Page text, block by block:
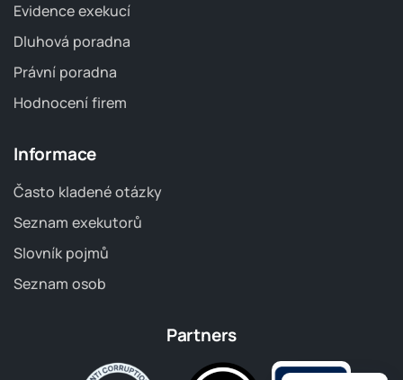
Evidence exekucí
Dluhová poradna
Právní poradna
Hodnocení firem
Informace
Často kladené otázky
Seznam exekutorů
Slovník pojmů
Seznam osob
Partners